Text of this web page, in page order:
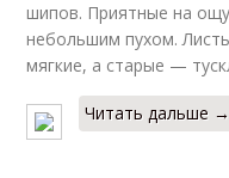
шипов. Приятные на
небольшим пухом.
мягкие, а старые —
Читать дальше →